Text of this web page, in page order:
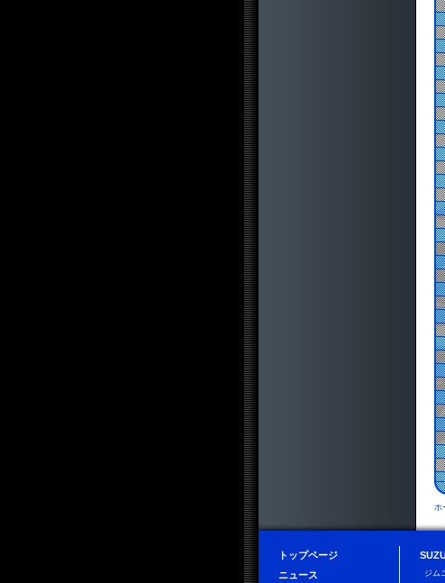
ホ
トップページ
ニュース
ジム